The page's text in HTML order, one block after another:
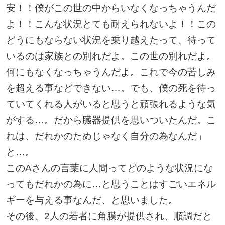
安！！僕がこの世の中からいなくなっちゃうんだ
よ！！こんな状況とても耐えられないよ！！この
どうにもならない状況を乗り越えたって、待って
いるのは家族との別れだよ。この世の別れだよ。
何にもなくなっちゃうんだよ。これで今の苦しみ
を超える事などできない…。でも、僕の死を待っ
ていてくれる人がいると思うと頑張れるような気
がする…。だから臓器提供を思いついたんだ。こ
れは、だれかのためじゃなく自分の為なんだ」
と…。
このAさんの言葉に人間ってどのような状況にな
ってもだれかの為に…と思うことはすごいエネル
ギーを与える事なんだ、と思いました。
その後、2人の若者に角膜が提供され、順調だと